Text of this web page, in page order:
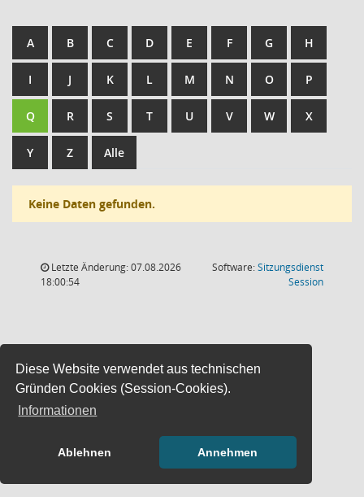
Diese Website verwendet aus technischen
Gründen Cookies (Session-Cookies).
Informationen
Ablehnen Annehmen
A B C D E F G H
I J K L M N O P
Q R S T U V W X
Y Z Alle
Keine Daten gefunden.
Letzte Änderung: 07.08.2026
18:00:54
Software:Sitzungsdienst
Session(Wird in